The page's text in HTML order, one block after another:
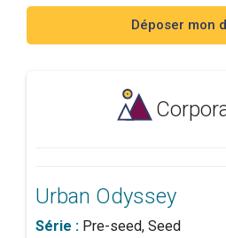
Déposer mon
Urban Odyssey
Série : Pre-seed, Seed